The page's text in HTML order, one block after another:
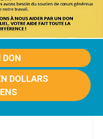
DON
DOLLARS